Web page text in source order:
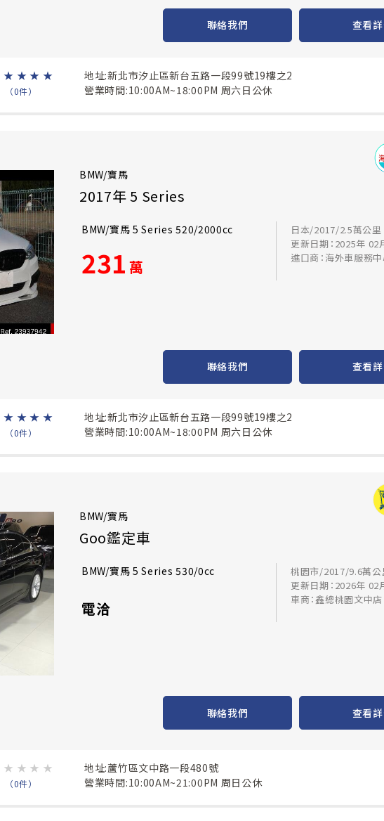
聯絡我們 查看
★ ★ ★ ★
（0件）
地址:新北市汐止區新台五路一段99號19樓之2
營業時間:10:00AM~18:00PM 周六日公休
BMW/寶馬
2017年 5 Series
BMW/寶馬 5 Series 520/2000cc
231 萬
日本/2017/2.5萬公里
更新日期：2025年 02
進口商：海外車服務
聯絡我們 查看
★ ★ ★ ★
（0件）
地址:新北市汐止區新台五路一段99號19樓之2
營業時間:10:00AM~18:00PM 周六日公休
BMW/寶馬
Goo鑑定車
BMW/寶馬 5 Series 530/0cc
電洽
桃園市/2017/9.6萬公
更新日期：2026年 02
車商：鑫總桃園文中店
聯絡我們 查看
★ ★ ★ ★
（0件）
地址:蘆竹區文中路一段480號
營業時間:10:00AM~21:00PM 周日公休